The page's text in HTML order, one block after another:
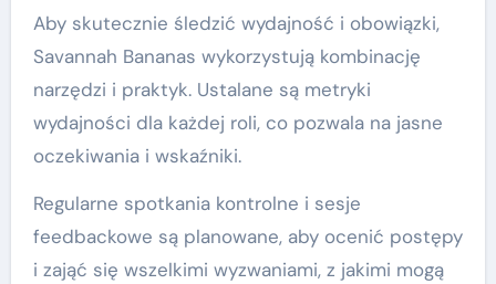
Aby skutecznie śledzić wydajność i obowiązki,
Savannah Bananas wykorzystują kombinację
narzędzi i praktyk. Ustalane są metryki
wydajności dla każdej roli, co pozwala na jasne
oczekiwania i wskaźniki.
Regularne spotkania kontrolne i sesje
feedbackowe są planowane, aby ocenić postępy
i zająć się wszelkimi wyzwaniami, z jakimi mogą